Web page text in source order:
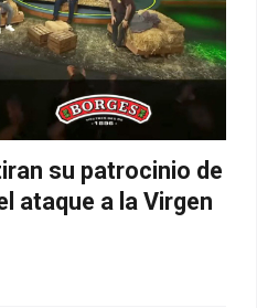
su patrocinio de
ataque a la Virgen